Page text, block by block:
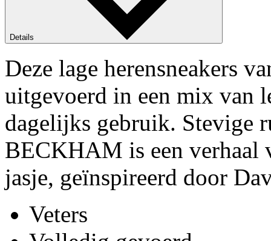
Details
Deze lage herensneakers
uitgevoerd in een mix van
dagelijks gebruik. Stevige
BECKHAM is een verhaal
jasje, geïnspireerd door
Veters